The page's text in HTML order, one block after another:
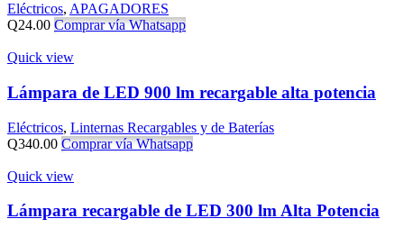
Eléctricos, APAGADORES
Q24.00 Comprar vía Whatsapp
Quick view
Lámpara de LED 900 lm recargable alta potencia
Eléctricos, Linternas Recargables y de Baterías
Q340.00 Comprar vía Whatsapp
Quick view
Lámpara recargable de LED 300 lm Alta Potencia